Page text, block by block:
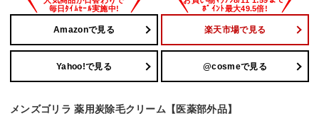
Amazonで見る 楽天市場で見る
Yahoo!で見る @cosmeで見る
メンズゴリラ 薬用炭除毛クリーム【医薬部外品】